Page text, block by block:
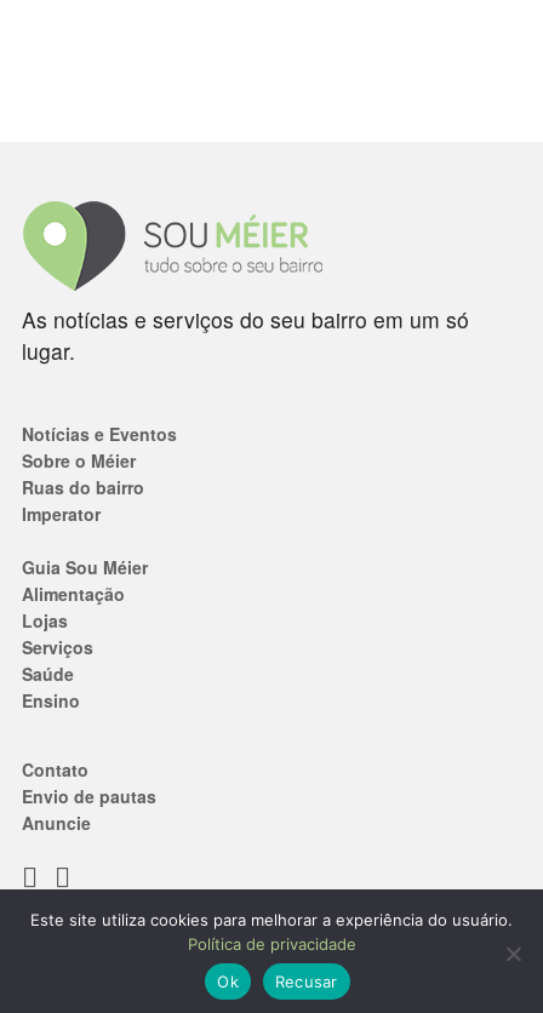
As notícias e serviços do seu bairro em um só
lugar.
Notícias e Eventos
Sobre o Méier
Ruas do bairro
Imperator
Guia Sou Méier
Alimentação
Lojas
Serviços
Saúde
Ensino
Contato
Envio de pautas
Anuncie
Termos de Uso|Política de privacidade
® 2019. Todos os direitos reservados.
Este site utiliza cookies para melhorar a experiência do usuário.
Política de privacidade
Ok
Recusar